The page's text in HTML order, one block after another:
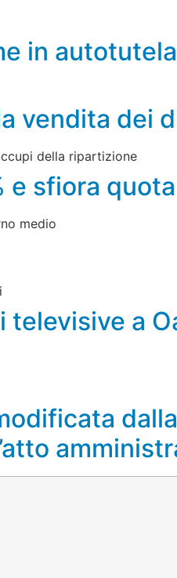
in autotutela
vendita dei
della ripartizione
e sfiora
medio
televisive a